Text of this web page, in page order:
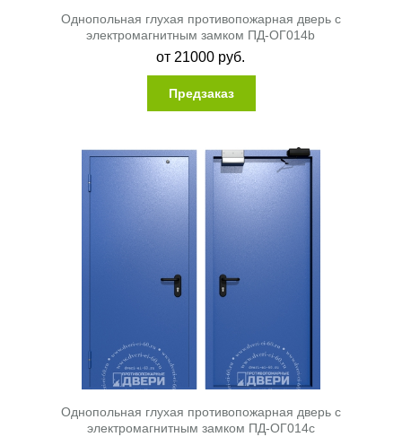
Однопольная глухая противопожарная дверь с
электромагнитным замком ПД-ОГ014b
от 21000 руб.
Предзаказ
Однопольная глухая противопожарная дверь с
электромагнитным замком ПД-ОГ014c